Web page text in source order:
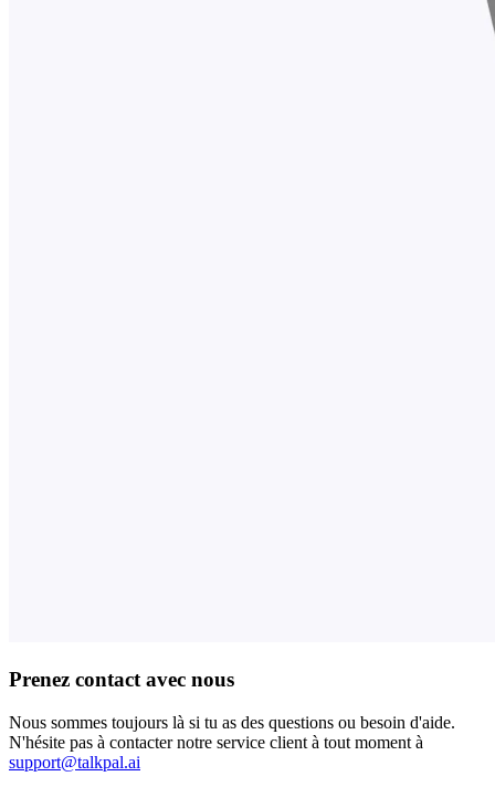
Prenez contact avec nous
Nous sommes toujours là si tu as des questions ou besoin d'aide.
N'hésite pas à contacter notre service client à tout moment à
support@talkpal.ai